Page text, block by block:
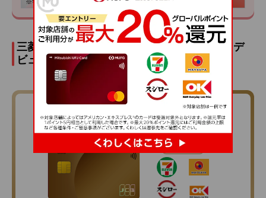
三菱ＵＦＪカード ゴールド：ゴールドカードデ
ビューをするのにおすすめの一枚
対象店舗のご利用分が
最大20%ポイント還元
要エントリー